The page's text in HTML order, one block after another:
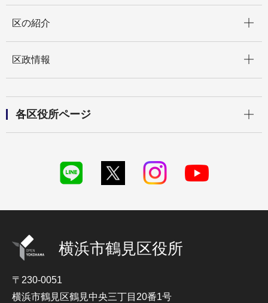
区の紹介
区政情報
各区役所ページ
横浜市鶴見区役所
〒230-0051
横浜市鶴見区鶴見中央三丁目20番1号